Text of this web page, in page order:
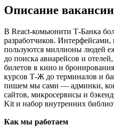
Описание вакансии
В React-комьюнити Т-Банка
разработчиков.
пользуются миллионы людей
до поиска авиарейсов и
билетов в кино и
курсов Т-Ж до терминалов и
пишем мы сами — админки,
сайтов, микросервисы и
Kit и набор внутренних
Как мы работаем